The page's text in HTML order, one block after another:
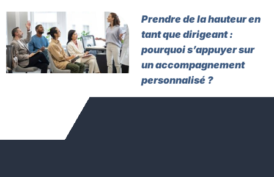
Prendre de la hauteur en
tant que dirigeant :
pourquoi s’appuyer sur
un accompagnement
personnalisé ?